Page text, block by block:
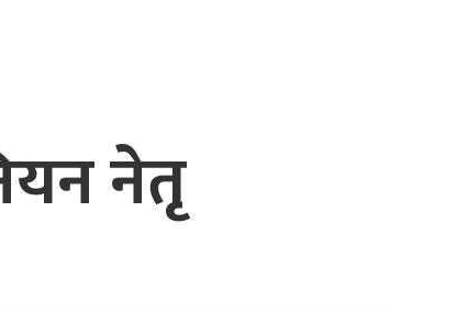
नेतृ